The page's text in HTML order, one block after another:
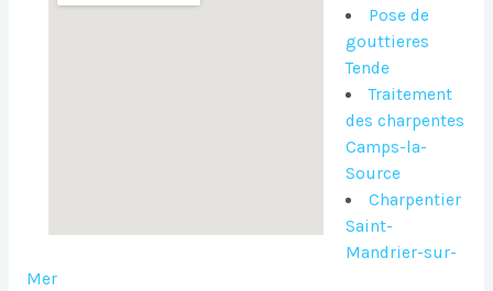
Pose de
gouttieres
Tende
Traitement
des charpentes
Camps-la-
Source
Charpentier
Saint-
Mandrier-sur-
Mer